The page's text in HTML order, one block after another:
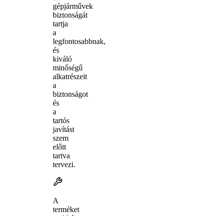
gépjárművek
biztonságát
tartja
a
legfontosabbnak,
és
kiváló
minőségű
alkatrészeit
a
biztonságot
és
a
tartós
javítást
szem
előtt
tartva
tervezi.
A
terméket